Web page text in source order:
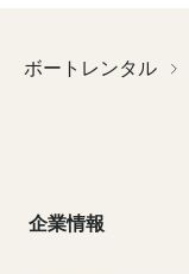
ボートレンタル
企業情報